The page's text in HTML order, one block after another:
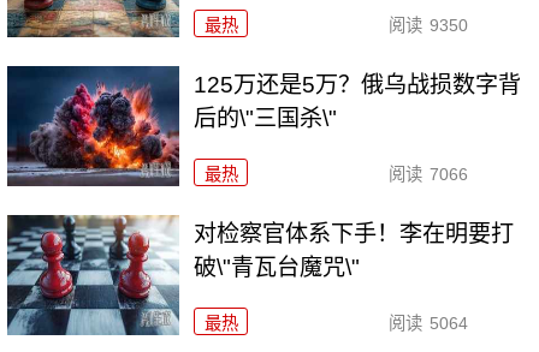
最热 阅读 9350
125万还是5万？俄乌战损数字背
后的\"三国杀\"
最热 阅读 7066
对检察官体系下手！李在明要打
破\"青瓦台魔咒\"
最热 阅读 5064